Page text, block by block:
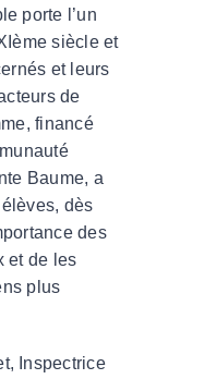
porte l’un
siècle et
et leurs
de
financé
Baume, a
dès
des
et de les
plus
Inspectrice